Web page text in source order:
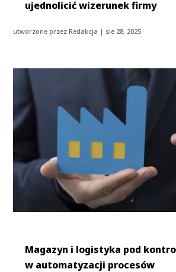
ujednolicić wizerunek firmy
utworzone przezRedakcja | sie 28, 2025
Magazyn i logistyka pod
w automatyzacji procesów